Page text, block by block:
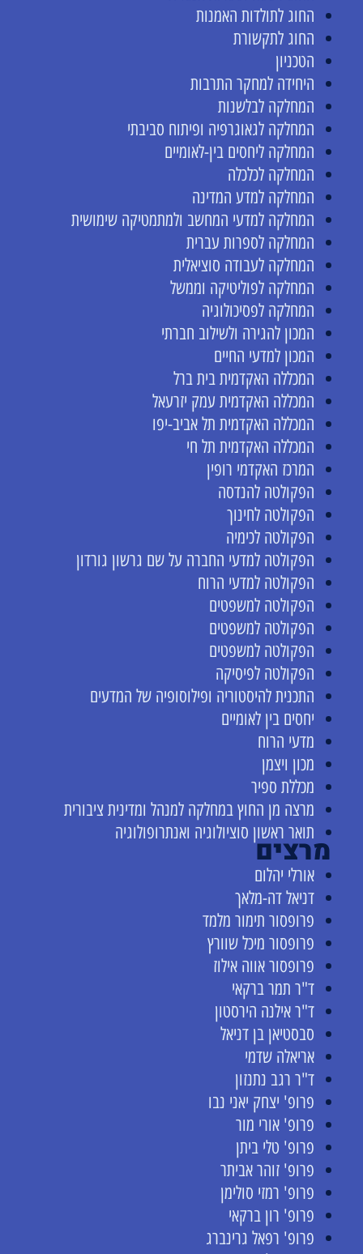
החוג לתולדות האמנות
החוג לתקשורת
הטכניון
היחידה למחקר התרבות
המחלקה לבלשנות
המחלקה לגאוגרפיה ופיתוח סביבתי
המחלקה ליחסים בין-לאומיים
המחלקה לכלכלה
המחלקה למדע המדינה
המחלקה למדעי המחשב ולמתמטיקה שימושית
המחלקה לספרות עברית
המחלקה לעבודה סוציאלית
המחלקה לפוליטיקה וממשל
המחלקה לפסיכולוגיה
המכון להגירה ולשילוב חברתי
המכון למדעי החיים
המכללה האקדמית בית ברל
המכללה האקדמית עמק יזרעאל
המכללה האקדמית תל אביב-יפו
המכללה האקדמית תל חי
המרכז האקדמי רופין
הפקולטה להנדסה
הפקולטה לחינוך
הפקולטה לכימיה
הפקולטה למדעי החברה על שם גרשון גורדון
הפקולטה למדעי הרוח
הפקולטה למשפטים
הפקולטה למשפטים
הפקולטה למשפטים
הפקולטה לפיסיקה
התכנית להיסטוריה ופילוסופיה של המדעים
יחסים בין לאומיים
מדעי הרוח
מכון ויצמן
מכללת ספיר
מרצה מן החוץ במחלקה למנהל ומדינית ציבורית
תואר ראשון סוציולוגיה ואנתרופולוגיה
מרצים
אורלי יהלום
דניאל דה-מלאך
פרופסור תימור מלמד
פרופסור מיכל שוורץ
פרופסור אווה אילוז
ד"ר תמר ברקאי
ד"ר אילנה הירסטון
סבסטיאן בן דניאל
אריאלה שדמי
ד"ר רגב נתנזון
פרופ' יצחק יאני נבו
פרופ' אורי מור
פרופ' טלי ביתן
פרופ' זוהר אביתר
פרופ' רמזי סולימן
פרופ' רון ברקאי
פרופ' רפאל גרינברג